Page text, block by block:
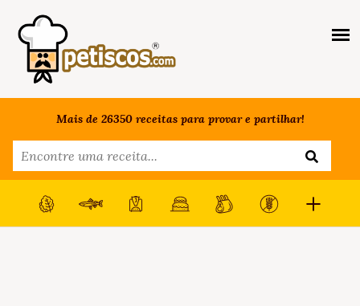
Mais de 26350 receitas para provar e partilhar!